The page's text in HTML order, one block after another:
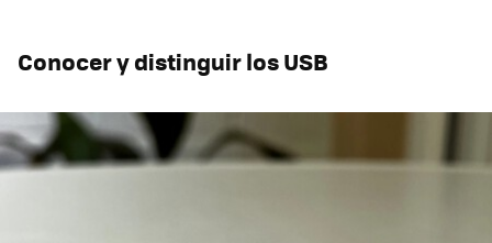
Conocer y distinguir los USB